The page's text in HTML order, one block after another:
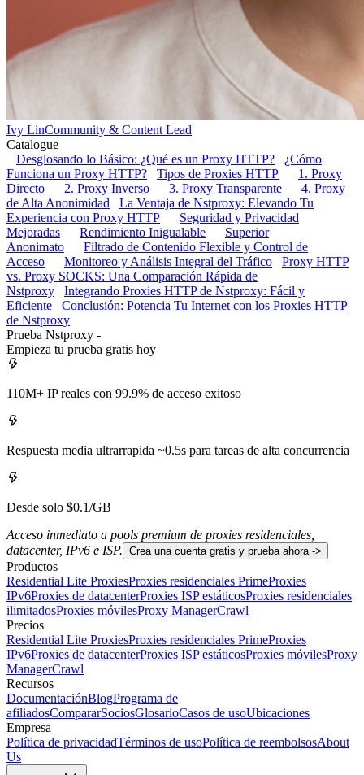
Ivy LinCommunity & Content Lead
Catalogue
Desglosando lo Básico: ¿Qué es un Proxy HTTP?
¿Cómo
Funciona un Proxy HTTP?
Tipos de Proxies HTTP
1. Proxy
Directo
2. Proxy Inverso 3. Proxy Transparente
4. Proxy
de Alta Anonimidad
La Ventaja de Nstproxy: Elevando Tu
Experiencia con Proxy HTTP
Seguridad y Privacidad
Mejoradas
Rendimiento Inigualable
Superior
Anonimato
Filtrado de Contenido Flexible y Control de
Acceso
Monitoreo y Análisis Integral del Tráfico
Proxy HTTP
vs. Proxy SOCKS: Una Comparación Rápida de
Nstproxy
Integrando Proxies HTTP de Nstproxy: Fácil y
Eficiente
Conclusión: Potencia Tu Internet con los Proxies HTTP
de Nstproxy
Prueba Nstproxy -
Empieza tu prueba gratis hoy
110M+ IP reales con 99.9% de acceso exitoso
Respuesta media ultrarrapida ~0.5s para tareas de alta concurrencia
Desde solo $0.1/GB
Acceso inmediato a pools premium de proxies residenciales,
datacenter, IPv6 e ISP. Crea una cuenta gratis y prueba ahora ->
Productos
Residential Lite ProxiesProxies residenciales PrimeProxies
IPv6Proxies de datacenterProxies ISP estáticosProxies residenciales
ilimitadosProxies móvilesProxy ManagerCrawl
Precios
Residential Lite ProxiesProxies residenciales PrimeProxies
IPv6Proxies de datacenterProxies ISP estáticosProxies móvilesProxy
ManagerCrawl
Recursos
DocumentaciónBlogPrograma de
afiliadosCompararSociosGlosarioCasos de usoUbicaciones
Empresa
Política de privacidadTérminos de usoPolítica de reembolsosAbout
Us